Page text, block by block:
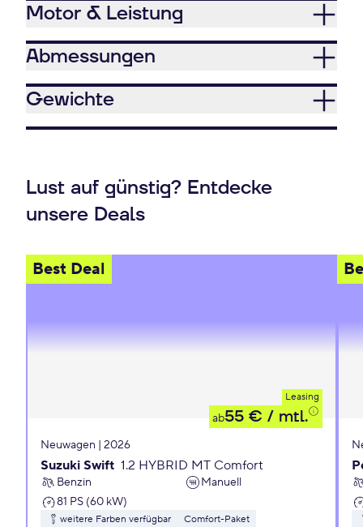
Motor & Leistung
Abmessungen
Gewichte
Lust auf günstig? Entdecke
unsere Deals
Best Deal
Leasing
ab55 € / mtl.
Neuwagen | 2026
Suzuki Swift 1.2 HYBRID MT Comfort
Benzin
Manuell
81 PS (60 kW)
weitere Farben verfügbar
Comfort-Paket